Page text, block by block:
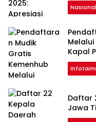
Nasional
Kapal
Daftar
Jawa